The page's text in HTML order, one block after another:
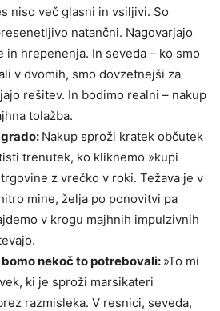
niso več glasni in vsiljivi. So
natančni. Nagovarjajo
in hrepenenja. In seveda – ko smo
v dvomih, smo dovzetnejši za
rešitev. In bodimo realni – nakup
tolažba.
Nakup sproži kratek občutek
trenutek, ko kliknemo »kupi
z vrečko v roki. Težava je v
mine, želja po ponovitvi pa
v krogu majhnih impulzivnih
nekoč to potrebovali: »To mi
ki je sproži marsikateri
razmisleka. V resnici, seveda,